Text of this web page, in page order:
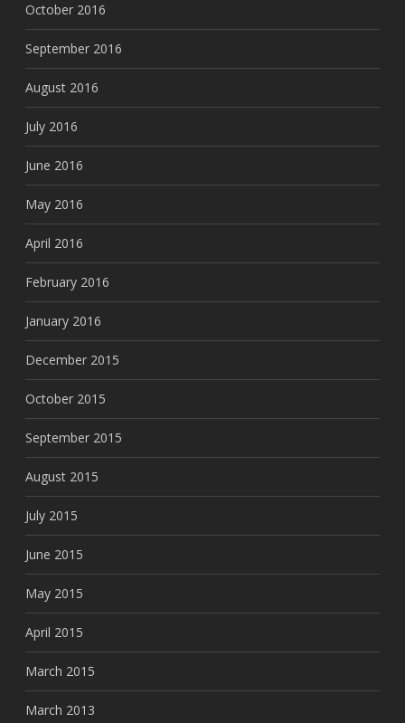
October 2016
September 2016
August 2016
July 2016
June 2016
May 2016
April 2016
February 2016
January 2016
December 2015
October 2015
September 2015
August 2015
July 2015
June 2015
May 2015
April 2015
March 2015
March 2013